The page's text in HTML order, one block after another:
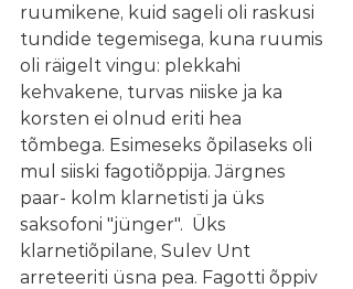
ruumikene, kuid sageli oli raskusi
tundide tegemisega, kuna ruumis
oli räigelt vingu: plekkahi
kehvakene, turvas niiske ja ka
korsten ei olnud eriti hea
tõmbega. Esimeseks õpilaseks oli
mul siiski fagotiõppija. Järgnes
paar- kolm klarnetisti ja üks
saksofoni "jünger".  Üks
klarnetiõpilane, Sulev Unt
arreteeriti üsna pea. Fagotti õppiv